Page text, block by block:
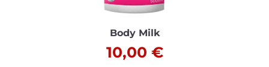
Body Milk
10,00 €